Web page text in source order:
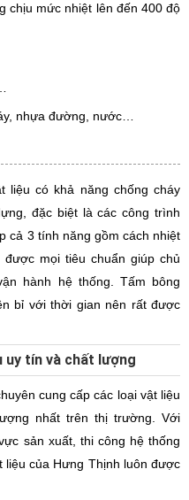
chịu mức nhiệt lên đến 400 độ
nhựa đường, nước…
liệu có khả năng chống cháy
đặc biệt là các công trình
cả 3 tính năng gồm cách nhiệt
mọi tiêu chuẩn giúp chủ
hành hệ thống. Tấm bông
bỉ với thời gian nên rất được
uy tín và chất lượng
cung cấp các loại vật liệu
nhất trên thị trường. Với
sản xuất, thi công hệ thống
liệu của Hưng Thịnh luôn được